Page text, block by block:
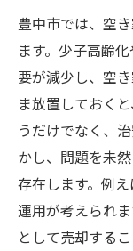
り組みを紹
空き家の
た未来のビ
空き家問題
に創る方法
豊中市では、空
ます。少子高齢
要が減少し、空
ま放置しておく
うだけでなく、
かし、問題を未
存在します。例
運用が考えられ
として売却する